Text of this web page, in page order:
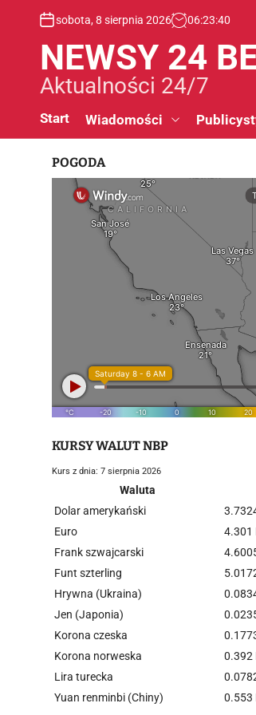
sobota, 8 sierpnia 2026 06:23:41
NEWSY 24
Aktualności 24/7
Start Wiadomości
POGODA
KURSY WALUT NBP
Kurs z dnia: 7 sierpnia 2026
Waluta
Dolar amerykański
Euro
4.301
Frank szwajcarski
Funt szterling
Hrywna (Ukraina)
Jen (Japonia)
Korona czeska
Korona norweska
0.392
Lira turecka
Yuan renminbi (Chiny)
0.553